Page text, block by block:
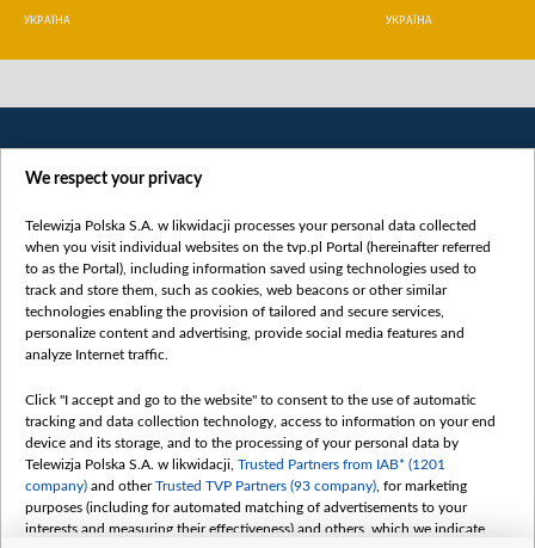
УКРАЇНА УКРАЇНА
Категорії
Новини
Докладно
Погляд
Цікаво
Slawa.tv
Про нас
We respect your privacy
Telewizja Polska S.A. w likwidacji processes your personal data collected
when you visit individual websites on the tvp.pl Portal (hereinafter referred
to as the Portal), including information saved using technologies used to
track and store them, such as cookies, web beacons or other similar
technologies enabling the provision of tailored and secure services,
personalize content and advertising, provide social media features and
analyze Internet traffic.
Click "I accept and go to the website" to consent to the use of automatic
tracking and data collection technology, access to information on your end
device and its storage, and to the processing of your personal data by
Telewizja Polska S.A. w likwidacji, Trusted Partners from IAB* (1201
company) and otherTrusted TVP Partners (93 company) , for marketing
purposes (including for automated matching of advertisements to your
interests and measuring their effectiveness) and others, which we indicate